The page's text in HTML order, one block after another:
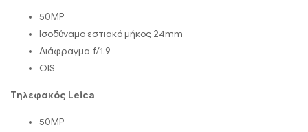
50MP
Ισοδύναμο εστιακό μήκος 24mm
Διάφραγμα f/1.9
OIS
Τηλεφακός Leica
50MP